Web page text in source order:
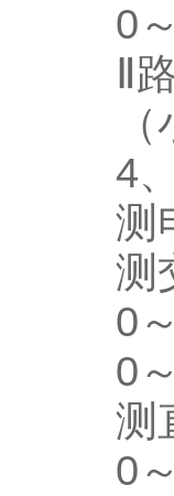
0
Ⅱ
4
测
测
0
0
测
0